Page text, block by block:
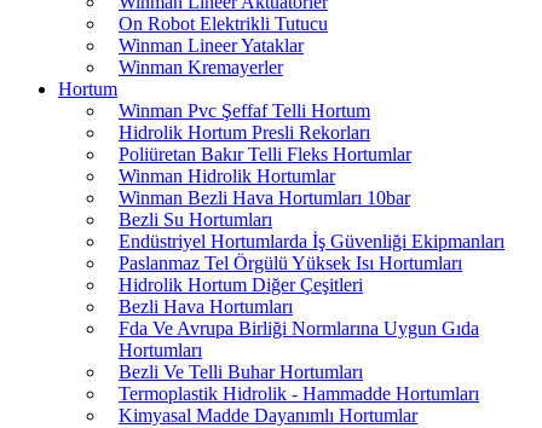
On Robot Elektrikli Tutucu
Winman Lineer Yataklar
Winman Kremayerler
Hortum
Winman Pvc Şeffaf Telli Hortum
Hidrolik Hortum Presli Rekorları
Poliüretan Bakır Telli Fleks Hortumlar
Winman Hidrolik Hortumlar
Winman Bezli Hava Hortumları 10bar
Bezli Su Hortumları
Endüstriyel Hortumlarda İş Güvenliği Ekipmanları
Paslanmaz Tel Örgülü Yüksek Isı Hortumları
Hidrolik Hortum Diğer Çeşitleri
Bezli Hava Hortumları
Fda Ve Avrupa Birliği Normlarına Uygun Gıda
Hortumları
Bezli Ve Telli Buhar Hortumları
Termoplastik Hidrolik - Hammadde Hortumları
Kimyasal Madde Dayanımlı Hortumlar